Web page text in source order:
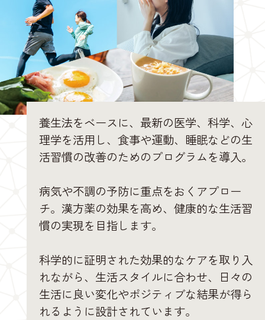
養生法をベースに、最新の医学、科学、心
理学を活用し、食事や運動、睡眠などの生
活習慣の改善のためのプログラムを導入。
病気や不調の予防に重点をおくアプロー
チ。漢方薬の効果を高め、健康的な生活習
慣の実現を目指します。
科学的に証明された効果的なケアを取り入
れながら、生活スタイルに合わせ、日々の
生活に良い変化やポジティブな結果が得ら
れるように設計されています。